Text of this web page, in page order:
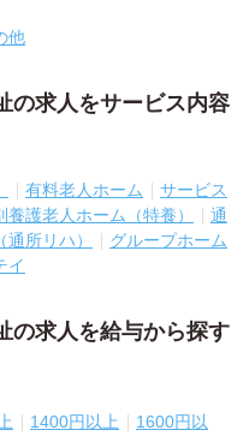
他
の求人をサービス内容
有料老人ホーム
サービス
養護老人ホーム（特養）
通
所リハ）
グループホーム
イ
の求人を給与から探す
1400円以上
1600円以